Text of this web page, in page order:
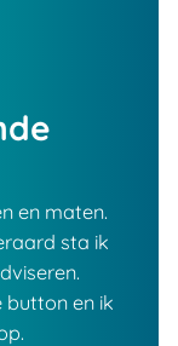
en maten.
sta ik
en ik